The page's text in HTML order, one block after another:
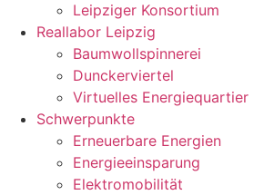
Leipziger Konsortium
Reallabor Leipzig
Baumwollspinnerei
Dunckerviertel
Virtuelles Energiequartier
Schwerpunkte
Erneuerbare Energien
Energieeinsparung
Elektromobilität